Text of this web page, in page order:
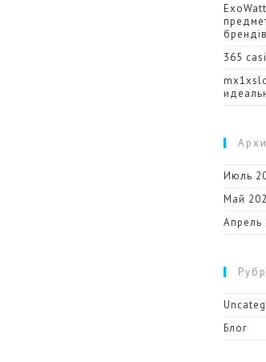
365
Июль
Май
Апрель
Блог